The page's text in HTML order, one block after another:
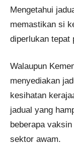
Mengetahui
memastikan si
diperlukan tepat
Walaupun
menyediakan
kesihatan
jadual yang
beberapa
sektor awam.